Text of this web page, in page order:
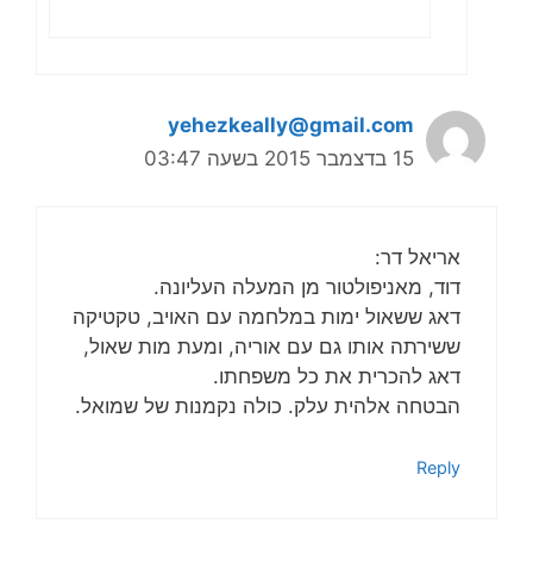
yehezkeally@gmail.com
15 בדצמבר 2015 בשעה 03:47
אריאל דר:
דוד, מאניפולטור מן המעלה העליונה.
דאג ששאול ימות במלחמה עם האויב, טקטיקה
ששירתה אותו גם עם אוריה, ומעת מות שאול,
דאג להכרית את כל משפחתו.
הבטחה אלהית עלק. כולה נקמנות של שמואל.
Reply